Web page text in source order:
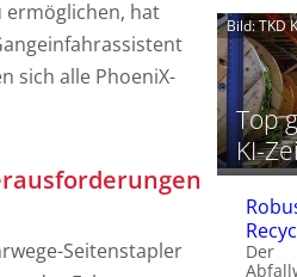
ermöglichen, hat
sich alle PhoeniX-
Seitenstapler
z
i
s
i
i
i
c
r
i
t
r
Bild: TKD
Top
KI-
Der